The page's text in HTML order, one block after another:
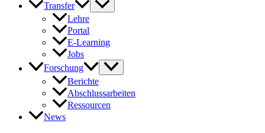
Transfer
Lehre
Portal
E-Learning
Jobs
Forschung
Berichte
Abschlussarbeiten
Ressourcen
News